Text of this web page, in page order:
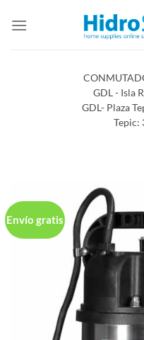
GDL - Isla
GDL- Plaza
Tepic:
Envío gratis